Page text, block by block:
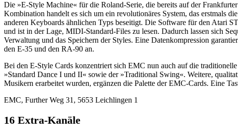
Die »E-Style Machine« für die Roland-Serie, die bereits auf der
Kombination handelt es sich um ein revolutionäres System, das erstmals
anderen Keyboards ähnlichen Typs beseitigt. Die Software für den Atari
und ist in der Lage, MIDI-Standard-Files zu lesen. Dadurch lassen sich
Verwaltung und das Speichern der Styles. Eine Datenkompression
den E-35 und den RA-90 an.
Bei den E-Style Cards konzentriert sich EMC nun auch auf die
»Standard Dance I und II« sowie der »Traditional Swing«. Weitere,
Musikern erarbeitet wurden, ergänzen die Palette der EMC-Cards. Eine
EMC, Further Weg 31, 5653 Leichlingen 1
16 Extra-Kanäle